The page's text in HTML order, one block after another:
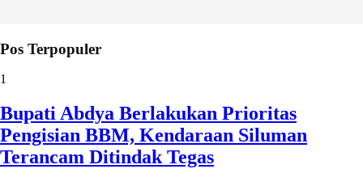
Pos Terpopuler
1
Bupati Abdya Berlakukan Prioritas
Pengisian BBM, Kendaraan Siluman
Terancam Ditindak Tegas